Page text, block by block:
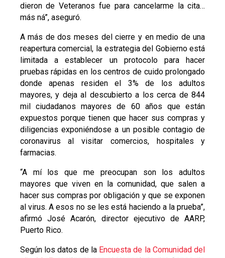
dieron de Veteranos fue para cancelarme la cita…
más ná”, aseguró.
A más de dos meses del cierre y en medio de una
reapertura comercial, la estrategia del Gobierno está
limitada a establecer un protocolo para hacer
pruebas rápidas en los centros de cuido prolongado
donde apenas residen el 3% de los adultos
mayores, y deja al descubierto a los cerca de 844
mil ciudadanos mayores de 60 años que están
expuestos porque tienen que hacer sus compras y
diligencias exponiéndose a un posible contagio de
coronavirus al visitar comercios, hospitales y
farmacias.
“A mí los que me preocupan son los adultos
mayores que viven en la comunidad, que salen a
hacer sus compras por obligación y que se exponen
al virus. A esos no se les está haciendo a la prueba”,
afirmó José Acarón, director ejecutivo de AARP,
Puerto Rico.
Según los datos de laEncuesta de la Comunidad del